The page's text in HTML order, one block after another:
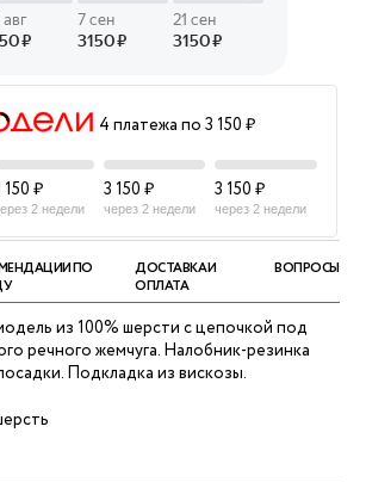
4 платежа по 3 150 ₽
150 ₽
2 недели
3 150 ₽
через 2 недели
3 150 ₽
через 2 недели
ПО
ДОСТАВКА И
ОПЛАТА
ВОПРОСЫ
из 100% шерсти с цепочкой под
речного жемчуга. Налобник-резинка
Подкладка из вискозы.